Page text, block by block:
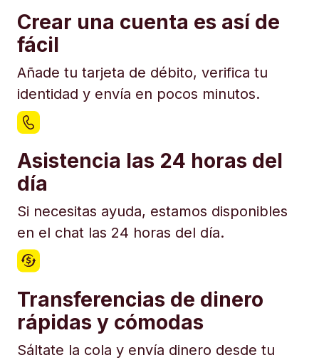
Crear una cuenta es así de
fácil
Añade tu tarjeta de débito, verifica tu
identidad y envía en pocos minutos.
Asistencia las 24 horas del
día
Si necesitas ayuda, estamos disponibles
en el chat las 24 horas del día.
Transferencias de dinero
rápidas y cómodas
Sáltate la cola y envía dinero desde tu